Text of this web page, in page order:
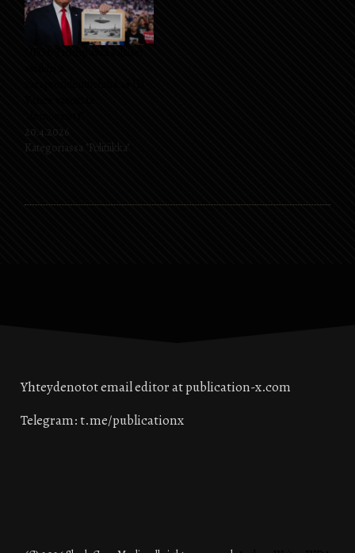
20.4.2026
Kategoriassa "Politiikka"
Yhteydenotot email editor at publication-x.com
Telegram: t.me/publicationx